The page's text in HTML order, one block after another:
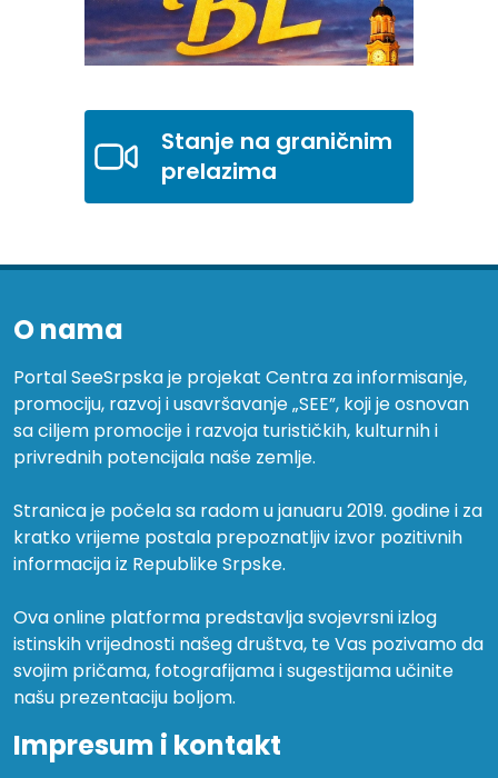
Stanje na graničnim
prelazima
O nama
Portal SeeSrpska je projekat Centra za informisanje,
promociju, razvoj i usavršavanje „SEE”, koji je osnovan
sa ciljem promocije i razvoja turističkih, kulturnih i
privrednih potencijala naše zemlje.
Stranica je počela sa radom u januaru 2019. godine i za
kratko vrijeme postala prepoznatljiv izvor pozitivnih
informacija iz Republike Srpske.
Ova online platforma predstavlja svojevrsni izlog
istinskih vrijednosti našeg društva, te Vas pozivamo da
svojim pričama, fotografijama i sugestijama učinite
našu prezentaciju boljom.
Impresum i kontakt